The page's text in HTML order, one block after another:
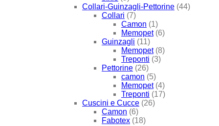
Collari-Guinzagli-Pettorine (44)
Collari (7)
Camon (1)
Memopet (6)
Guinzagli (11)
Memopet (8)
Treponti (3)
Pettorine (26)
camon (5)
Memopet (4)
Treponti (17)
Cuscini e Cucce (26)
Camon (6)
Fabotex (18)